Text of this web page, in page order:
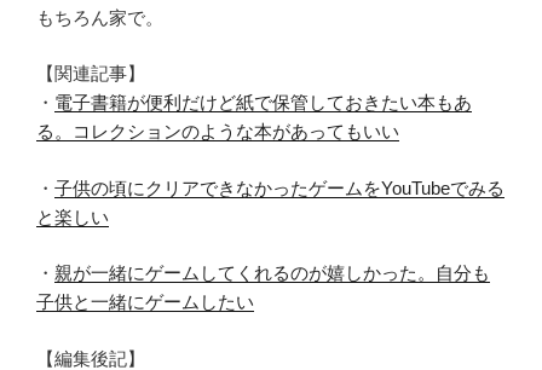
もちろん家で。
【関連記事】
・ 電子書籍が便利だけど紙で保管しておきたい本もあ
る。コレクションのような本があってもいい
・ 子供の頃にクリアできなかったゲームをYouTubeでみる
と楽しい
・ 親が一緒にゲームしてくれるのが嬉しかった。自分も
子供と一緒にゲームしたい
【編集後記】